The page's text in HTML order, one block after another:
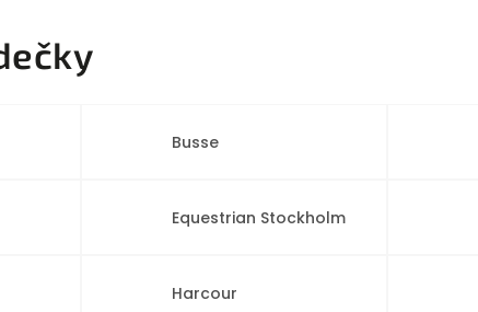
Busse
Equestrian Stockholm
Harcour